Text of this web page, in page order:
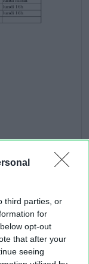
third parties, or
for
opt-out
that after your
seeing